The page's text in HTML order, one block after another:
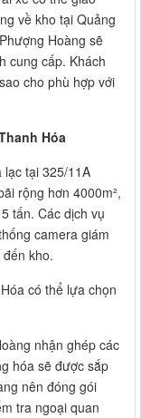
về kho tại Quảng
Hoàng sẽ
cung cấp. Khách
cho phù hợp với
Hóa
lạc tại 325/11A
rộng hơn 4000m²,
tấn. Các dịch vụ
camera giám
kho.
có thể lựa chọn
nhận ghép các
hóa sẽ được sắp
nên đóng gói
tra ngoại quan